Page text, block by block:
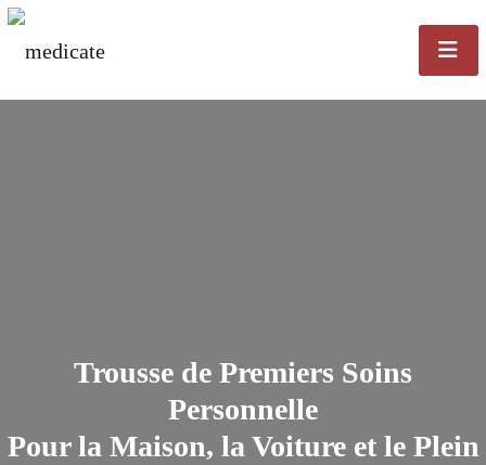
Trousse de Premiers Soins
Personnelle
Pour la Maison, la Voiture et le Plein